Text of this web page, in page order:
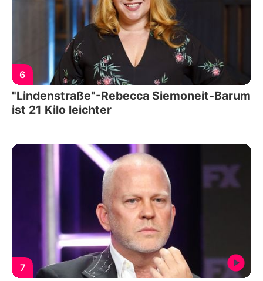
6
"Lindenstraße"-Rebecca Siemoneit-Barum
ist 21 Kilo leichter
7